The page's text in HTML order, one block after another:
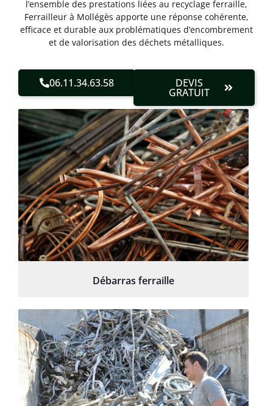
l’ensemble des prestations liées au recyclage ferraille,
Ferrailleur à Mollégès apporte une réponse cohérente,
efficace et durable aux problématiques d’encombrement
et de valorisation des déchets métalliques.
06.11.34.63.58 DEVIS
GRATUIT
Débarras ferraille